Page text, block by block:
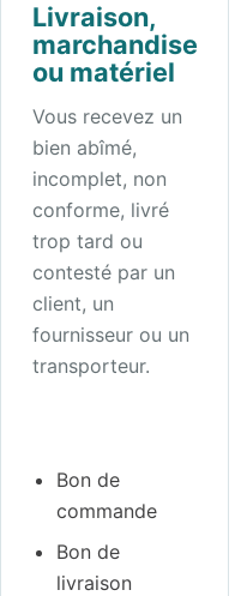
Livraison,
marchandise
ou matériel
Vous recevez un
bien abîmé,
incomplet, non
conforme, livré
trop tard ou
contesté par un
client, un
fournisseur ou un
transporteur.
Bon de
commande
Bon de
livraison